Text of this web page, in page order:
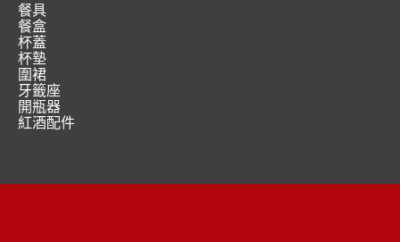
餐具
餐盒
杯蓋
杯墊
圍裙
牙籤座
開瓶器
紅酒配件